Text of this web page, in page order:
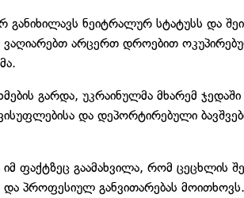
განიხილავს ნეიტრალურ სტატუსს და
ვაღიარებთ არცერთ დროებით
გარდა, უკრაინულმა მხარემ
და დეპორტირებული
ფაქტზეც გაამახვილა, რომ ცეცხლის
და პროფესიულ განვითარებას მოითხოვს.